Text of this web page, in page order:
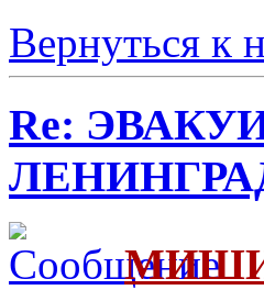
Вернуться к
Re: